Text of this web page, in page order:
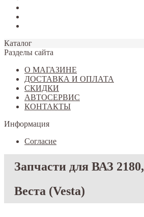
Каталог
Разделы сайта
О МАГАЗИНЕ
ДОСТАВКА И ОПЛАТА
СКИДКИ
АВТОСЕРВИС
КОНТАКТЫ
Информация
Согласие
Запчасти для ВАЗ 2180,
Веста (Vesta)